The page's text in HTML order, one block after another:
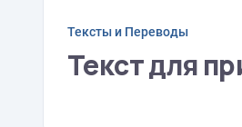
Тексты и Переводы
Текст для